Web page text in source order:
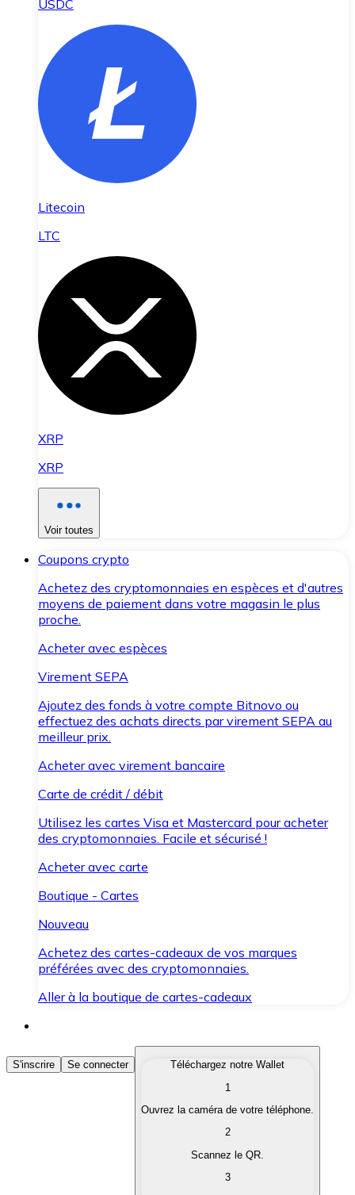
USDC
Litecoin
LTC
XRP
XRP
Voir toutes
Coupons crypto
Achetez des cryptomonnaies en espèces et d'autres
moyens de paiement dans votre magasin le plus
proche.
Acheter avec espèces
Virement SEPA
Ajoutez des fonds à votre compte Bitnovo ou
effectuez des achats directs par virement SEPA au
meilleur prix.
Acheter avec virement bancaire
Carte de crédit / débit
Utilisez les cartes Visa et Mastercard pour acheter
des cryptomonnaies. Facile et sécurisé !
Acheter avec carte
Boutique - Cartes
Nouveau
Achetez des cartes-cadeaux de vos marques
préférées avec des cryptomonnaies.
Aller à la boutique de cartes-cadeaux
Acheter des Cryptomonnaies
Achetez les cryptomonnaies qui vous intéressent
Convertissez vos cryptomonnaies en monnaie
S'inscrire Se connecter
Téléchargez notre Wallet
1
Ouvrez la caméra de votre téléphone.
2
Scannez le QR.
3